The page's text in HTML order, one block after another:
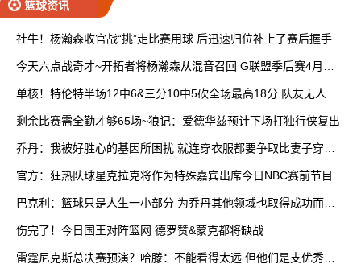
篮球资讯
社牛！杨瀚森收官战“挑”走比赛用球 后迅速归位补上了赛后握手
今天六点战奇才~开拓者将杨瀚森从混音召回 G联盟季后赛4月开
单核！特伦特半场12中6&三分10中5砍全场最高18分 队友无人上
剩余比赛需全勤才够65场~狼记：爱德华兹预计下场打独行侠复出
乔丹：我被好胜心的基因所困扰 就连穿衣服都要争取比妻子穿得
官方：狂热队球星克拉克将作为特殊嘉宾出席今日NBC赛前节目
巴克利：篮球只是人生一小部分 为乔丹其他领域也取得成功而自
伤完了！今日国王对阵篮网 德罗赞&蒙克都将缺战
雷霆尼克斯总决赛预演？哈滕：不能看得太远 但他们是支优秀球